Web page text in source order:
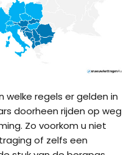
welke regels er gelden in
doorheen rijden op weg
Zo voorkom u niet
of zelfs een